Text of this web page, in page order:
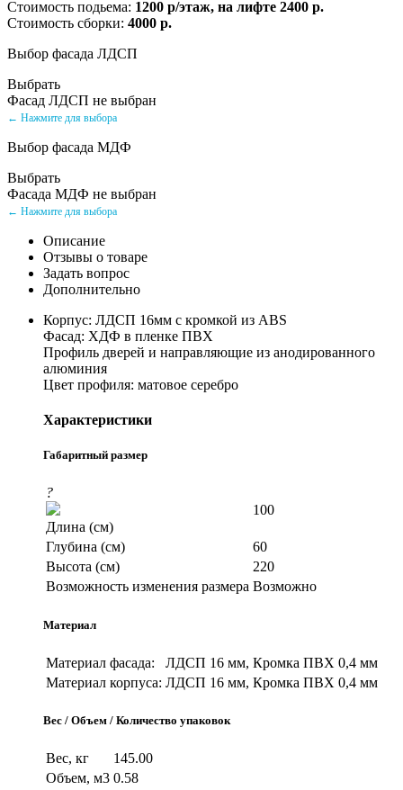
Стоимость подьема: 1200 р/этаж, на лифте 2400 р.
Стоимость сборки: 4000 р.
Выбор фасада ЛДСП
Выбрать
Фасад ЛДСП не выбран
← Нажмите для выбора
Выбор фасада МДФ
Выбрать
Фасада МДФ не выбран
← Нажмите для выбора
Описание
Отзывы о товаре
Задать вопрос
Дополнительно
Корпус: ЛДСП 16мм с кромкой из ABS
Фасад: ХДФ в пленке ПВХ
Профиль дверей и направляющие из анодированного
алюминия
Цвет профиля: матовое серебро
Характеристики
Габаритный размер
?
Длина (см)
100
Глубина (см)
60
Высота (см)
220
Возможность изменения размера Возможно
Материал
Материал фасада:
ЛДСП 16 мм, Кромка ПВХ 0,4 мм
Материал корпуса: ЛДСП 16 мм, Кромка ПВХ 0,4 мм
Вес / Объем / Количество упаковок
Вес, кг
145.00
Объем, м3 0.58